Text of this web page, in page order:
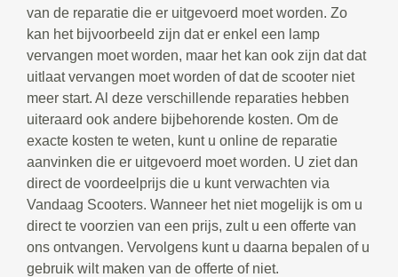
van de reparatie die er uitgevoerd moet worden. Zo
kan het bijvoorbeeld zijn dat er enkel een lamp
vervangen moet worden, maar het kan ook zijn dat dat
uitlaat vervangen moet worden of dat de scooter niet
meer start. Al deze verschillende reparaties hebben
uiteraard ook andere bijbehorende kosten. Om de
exacte kosten te weten, kunt u online de reparatie
aanvinken die er uitgevoerd moet worden. U ziet dan
direct de voordeelprijs die u kunt verwachten via
Vandaag Scooters. Wanneer het niet mogelijk is om u
direct te voorzien van een prijs, zult u een offerte van
ons ontvangen. Vervolgens kunt u daarna bepalen of u
gebruik wilt maken van de offerte of niet.